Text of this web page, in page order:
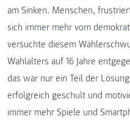
am Sinken. Menschen,
sich immer mehr vom
versuchte diesem
Wahlalters auf 16 Jahre
das war nur ein Teil der
erfolgreich geschult und
immer mehr Spiele und